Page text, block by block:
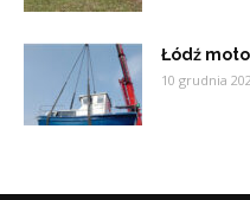
Łódź
10 grudnia